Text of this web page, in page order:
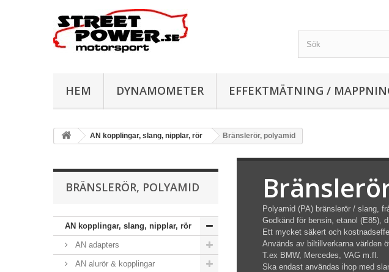
HEM DYNAMOMETER EFFEKTMÄTNING /
AN kopplingar, slang, nipplar, rör Bränslerör, polyamid
BRÄNSLERÖR, POLYAMID
AN kopplingar, slang, nipplar, rör
AN adapters
AN alurör & kopplingar
Polyamid (PA) bränslerör / slang,
Godkänd för bensin, etanol (E85),
Ett mycket säkert och
Används av biltillverkarna världen
T.ex BMW, Mercedes, VAG m.fl.
Ska endast användas ihop med